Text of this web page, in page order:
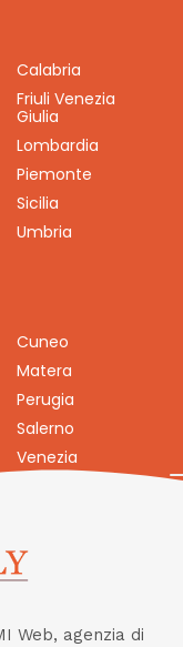
Calabria
Friuli Venezia
Giulia
Lombardia
Piemonte
Sicilia
Umbria
Cuneo
Matera
Perugia
Salerno
Venezia
Web, agenzia di